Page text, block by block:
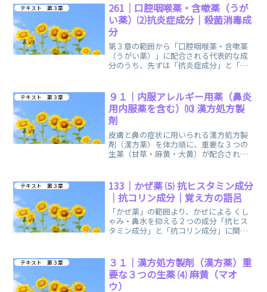
テキスト 第３章
261｜口腔咽喉薬・含嗽薬（うが
い薬）⑵抗炎症成分｜殺菌消毒成
分
第３章の範囲から「口腔咽喉薬・含嗽薬
（うがい薬）」に配合される代表的な成
分のうち、先ずは「抗炎症成分」と「殺
テキスト 第３章
９１｜内服アレルギー用薬（鼻炎
用内服薬を含む）⑽ 漢方処方製
剤
皮膚と鼻の症状に用いられる漢方処方製
剤（漢方薬）を体力順に、重要な３つの
生薬（甘草・麻黄・大黄）が配合されて
テキスト 第３章
133｜かぜ薬 ⑸ 抗ヒスタミン成分
｜抗コリン成分｜覚え方の語呂
「かぜ薬」の範囲より、かぜによる くし
ゃみ・鼻水を抑える２つの成分「抗ヒス
タミン成分」と「抗コリン成分」に関す
テキスト 第３章
３１｜漢方処方製剤（漢方薬）重
要な３つの生薬 ⑷ 麻黄（マオ
ウ）